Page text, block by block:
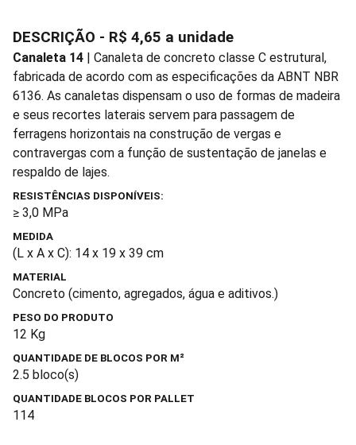
DESCRIÇÃO - R$ 4,65 a unidade
Canaleta 14 | Canaleta de concreto classe C estrutural,
fabricada de acordo com as especificações da ABNT NBR
6136. As canaletas dispensam o uso de formas de madeira
e seus recortes laterais servem para passagem de
ferragens horizontais na construção de vergas e
contravergas com a função de sustentação de janelas e
respaldo de lajes.
RESISTÊNCIAS DISPONÍVEIS:
≥ 3,0 MPa
MEDIDA
(L x A x C): 14 x 19 x 39 cm
MATERIAL
Concreto (cimento, agregados, água e aditivos.)
PESO DO PRODUTO
12 Kg
QUANTIDADE DE BLOCOS POR M²
2.5 bloco(s)
QUANTIDADE BLOCOS POR PALLET
114